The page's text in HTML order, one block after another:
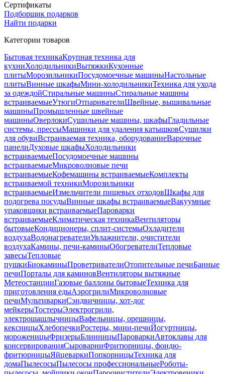
Сертификаты
Подборщик подарков
Найти подарки
Категории товаров
Бытовая техникаКрупная техника для
кухниХолодильникиВытяжкиКухонные
плитыМорозильникиПосудомоечные машиныНастольные
плитыВинные шкафыМини-холодильникиТехника для ухода
за одеждойСтиральные машиныСтиральные машины
встраиваемыеУтюгиОтпаривателиШвейные, вышивальные
машиныПромышленные швейные
машиныОверлокиСушильные машины, шкафыГладильные
системы, прессыМашинки для удаления катышковСушилки
для обувиВстраиваемая техника, оборудованиеВарочные
панелиДуховые шкафыХолодильники
встраиваемыеПосудомоечные машины
встраиваемыеМикроволновые печи
встраиваемыеКофемашины встраиваемыеКомплекты
встраиваемой техникиМорозильники
встраиваемыеИзмельчители пищевых отходовШкафы для
подогрева посудыВинные шкафы встраиваемыеВакуумные
упаковщики встраиваемыеПароварки
встраиваемыеКлиматическая техникаВентиляторы
бытовыеКондиционеры, сплит-системыОхладители
воздухаВодонагревателиУвлажнители, очистители
воздухаКамины, печи-каминыОбогревателиТепловые
завесыТепловые
пушкиБиокаминыПроветривателиОтопительные печиБанные
печиПорталы для каминовВентиляторы вытяжные
МетеостанцииГазовые баллоны бытовыеТехника для
приготовления едыАэрогрилиМикроволновые
печиМультиваркиСэндвичницы, хот-дог
мейкерыТостерыЭлектрогрили,
электрошашлычницыВафельницы, орешницы,
кексницыХлебопечкиРостеры, мини-печиЙогуртницы,
мороженицыФризерыБлинницыПароваркиАвтоклавы для
консервированияСыроварниФритюрницы, фондю-
фритюрницыЯйцеваркиПопкорницыТехника для
домаПылесосыПылесосы профессиональныеРоботы-